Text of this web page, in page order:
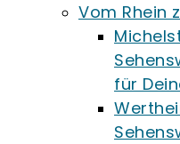
Vom Rhein
für